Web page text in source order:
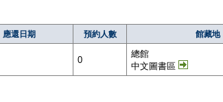
應還日期 預約人數 館藏地
0
總館
中文圖書區